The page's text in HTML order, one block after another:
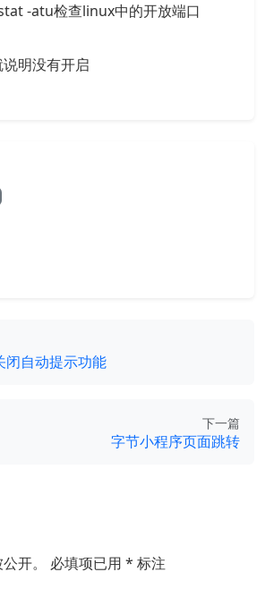
-atu检查linux中的开放端口
明没有开启
闭自动提示功能
下一篇
字节小程序页面跳转
开。 必填项已用 * 标注